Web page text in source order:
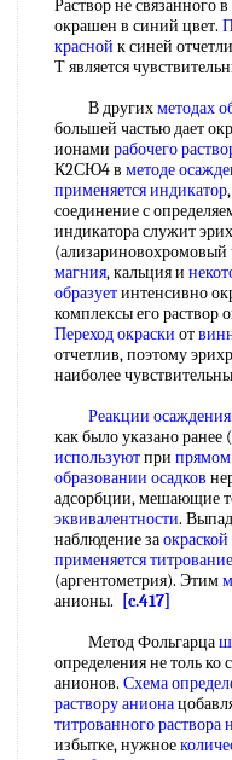
Раствор не связанного в
окрашен в синий цвет.
красной к синей
Т является
В другихметодах
большей частью дает
ионами рабочего
К2СЮ4 в методе
применяется индикатор
соединение с
индикатора служит
магния, кальция и
образуетинтенсивно
комплексы его раствор
Переход окраски от
отчетлив, поэтому
наиболее
Реакции осаждения
как было указано ранее
используютпри прямом
образовании осадков
адсорбции, мешающие
эквивалентности.
наблюдение за
применяется
(аргентометрия). Этим
анионы.
[c.417]
Метод Фольгарца
определения не толь ко
анионов. Схема
раствору аниона
титрованного раствора
избытке, нужное